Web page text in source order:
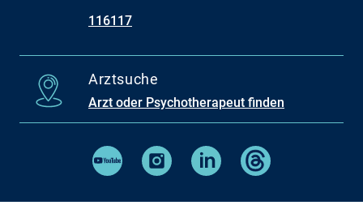
116117
Arztsuche
Arzt oder Psychotherapeut finden